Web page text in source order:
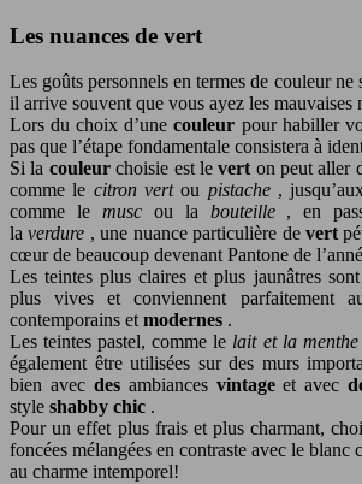
Les nuances de vert
Les goûts personnels en termes de couleur ne
il arrive souvent que vous ayez les mauvaises
Lors du choix d’unecouleur pour habiller
pas que l’étape fondamentale consistera à
Si la couleurchoisie est levert on peut aller
comme le citron vertou pistache,
comme le muscou la bouteille, en
laverdure , une nuance particulière de vert
cœur de beaucoup devenant Pantone de
Les teintes plus claires et plus jaunâtres
plus vives et conviennent parfaitement
contemporains et modernes .
Les teintes pastel, comme le lait et la menthe
également être utilisées sur des murs
bien avec desambiances vintageet avec
style shabby chic .
Pour un effet plus frais et plus charmant,
foncées mélangées en contraste avec le blanc
au charme intemporel!